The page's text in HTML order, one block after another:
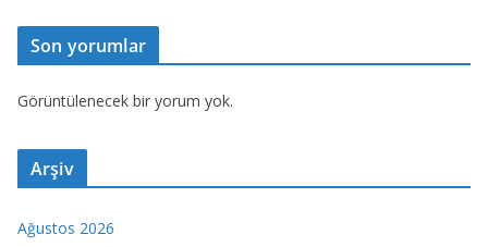
Son yorumlar
Görüntülenecek bir yorum yok.
Arşiv
Ağustos 2026